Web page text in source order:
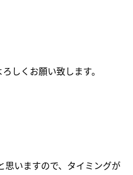
ろしくお願い致します。
思いますので、タイミングが